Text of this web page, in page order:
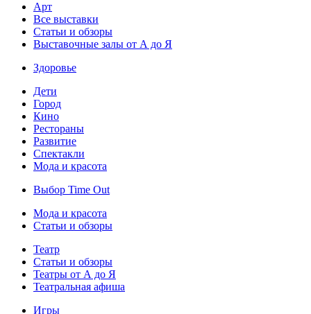
Арт
Все выставки
Статьи и обзоры
Выставочные залы от А до Я
Здоровье
Дети
Город
Кино
Рестораны
Развитие
Спектакли
Мода и красота
Выбор Time Out
Мода и красота
Статьи и обзоры
Театр
Статьи и обзоры
Театры от А до Я
Театральная афиша
Игры